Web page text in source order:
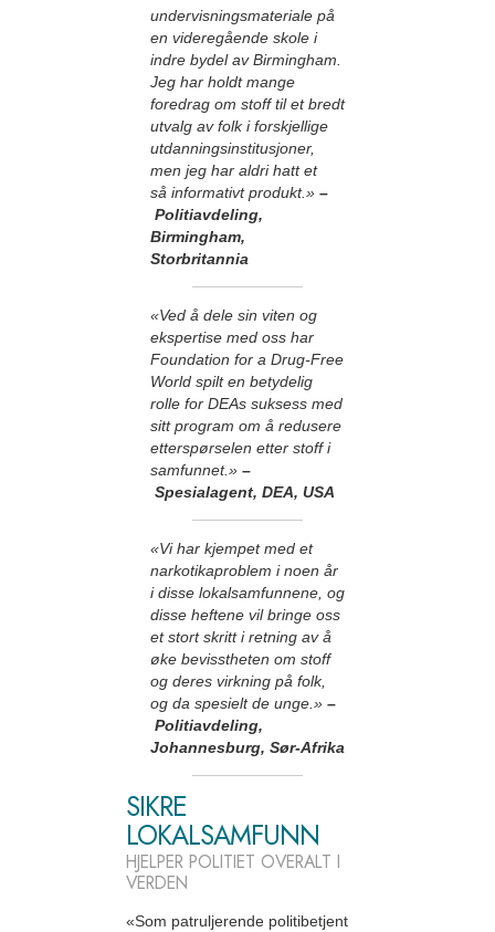
undervisningsmateriale på
en videregående skole i
indre bydel av Birmingham.
Jeg har holdt mange
foredrag om stoff til et bredt
utvalg av folk i forskjellige
utdanningsinstitusjoner,
men jeg har aldri hatt et
så informativt produkt.» –
Politiavdeling,
Birmingham,
Storbritannia
«Ved å dele sin viten og
ekspertise med oss har
Foundation for a Drug-Free
World spilt en betydelig
rolle for DEAs suksess med
sitt program om å redusere
etterspørselen etter stoff i
samfunnet.» –
Spesialagent, DEA, USA
«Vi har kjempet med et
narkotikaproblem i noen år
i disse lokalsamfunnene, og
disse heftene vil bringe oss
et stort skritt i retning av å
øke bevisstheten om stoff
og deres virkning på folk,
og da spesielt de unge.» –
Politiavdeling,
Johannesburg, Sør-Afrika
SIKRE
LOKALSAMFUNN
HJELPER POLITIET OVERALT I
VERDEN
«Som patruljerende politibetjent